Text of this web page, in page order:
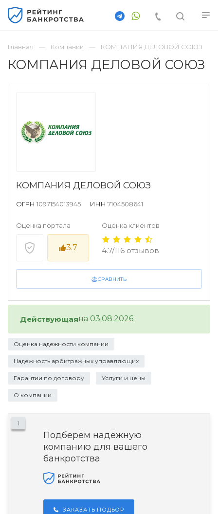
Главная Компании КОМПАНИЯ ДЕЛОВОЙ СОЮЗ
КОМПАНИЯ ДЕЛОВОЙ СОЮЗ
СРАВНИТЬ
КОМПАНИЯ ДЕЛОВОЙ СОЮЗ
ОГРН 1097154013945 ИНН 7104508641
Оценка портала
3.7
Оценка клиентов
4.7/116 отзывов
Действующаяна 03.08.2026.
Оценка надежности компании
Надежность арбитражных управляющих
Гарантии по договору Услуги и цены
О компании
1
Подберём надёжную
компанию для вашего
банкротства
ЗАКАЗАТЬ ПОДБОР